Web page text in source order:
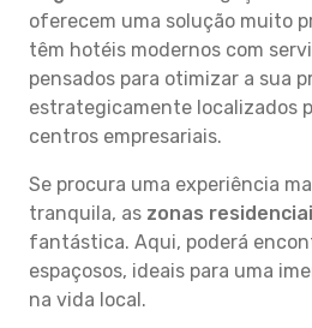
oferecem uma solução muito
têm hotéis modernos com
pensados para otimizar a sua
estrategicamente localizados
centros empresariais.
Se procura uma experiência
tranquila, as zonas
fantástica. Aqui, poderá
espaçosos, ideais para uma
na vida local.